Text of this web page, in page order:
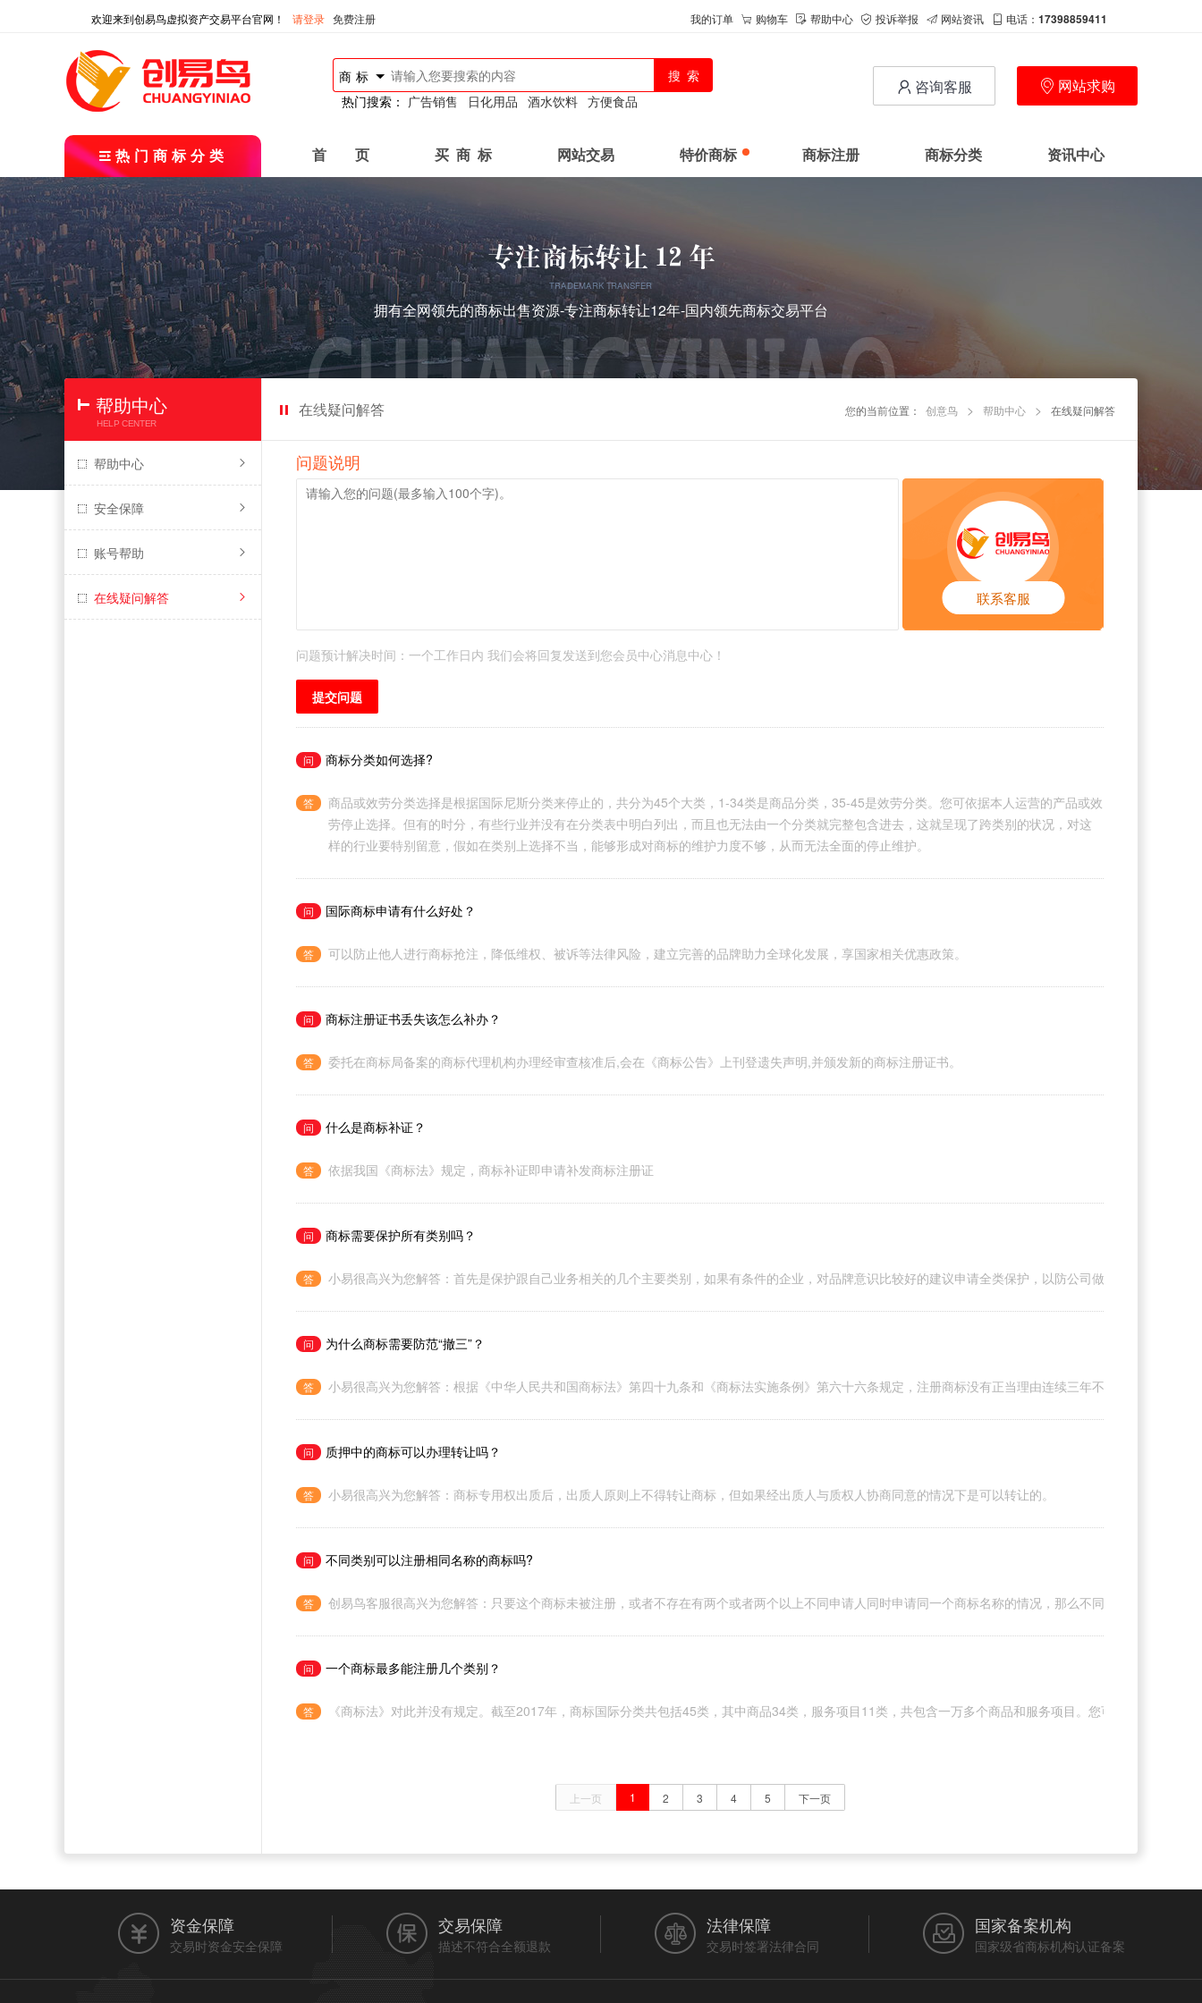
欢迎来到创易鸟虚拟资产交易平台官网！ 请登录 免费注册 我的订单 购物车 帮助中心 投诉举报 网站资讯 电话： 17398859411
商标
热门搜索： 广告销售 日化用品 酒水饮料 方便食品
咨询客服 网站求购
热门商标分类 首 页 买 商 标 网站交易 特价商标 商标注册 商标分类 资讯中心
TRADEMARK TRANSFER
拥有全网领先的商标出售资源-专注商标转让12年-国内领先商标交易平台
帮助中心
HELP CENTER
帮助中心
安全保障
账号帮助
在线疑问解答
在线疑问解答 您的当前位置： 创意鸟 > 帮助中心 > 在线疑问解答
问题说明
联系客服
问题预计解决时间：一个工作日内 我们会将回复发送到您会员中心消息中心！
提交问题
商标分类如何选择?
商品或效劳分类选择是根据国际尼斯分类来停止的，共分为45个大类，1-34类是商品分类，35-45是效劳分类。您可依据本人运营的产品或效
劳停止选择。但有的时分，有些行业并没有在分类表中明白列出，而且也无法由一个分类就完整包含进去，这就呈现了跨类别的状况，对这
样的行业要特别留意，假如在类别上选择不当，能够形成对商标的维护力度不够，从而无法全面的停止维护。
国际商标申请有什么好处？
可以防止他人进行商标抢注，降低维权、被诉等法律风险，建立完善的品牌助力全球化发展，享国家相关优惠政策。
商标注册证书丢失该怎么补办？
委托在商标局备案的商标代理机构办理经审查核准后,会在《商标公告》上刊登遗失声明,并颁发新的商标注册证书。
什么是商标补证？
依据我国《商标法》规定，商标补证即申请补发商标注册证
商标需要保护所有类别吗？
小易很高兴为您解答：首先是保护跟自己业务相关的几个主要类别，如果有条件的企业，对品牌意识比较好的建议申请全类保护，以防公司做大做强被人注册
为什么商标需要防范“撤三”？
小易很高兴为您解答：根据《中华人民共和国商标法》第四十九条和《商标法实施条例》第六十六条规定，注册商标没有正当理由连续三年不使用的，任何
质押中的商标可以办理转让吗？
小易很高兴为您解答：商标专用权出质后，出质人原则上不得转让商标，但如果经出质人与质权人协商同意的情况下是可以转让的。
不同类别可以注册相同名称的商标吗?
创易鸟客服很高兴为您解答：只要这个商标未被注册，或者不存在有两个或者两个以上不同申请人同时申请同一个商标名称的情况，那么不同类别是可以
一个商标最多能注册几个类别？
《商标法》对此并没有规定。截至2017年，商标国际分类共包括45类，其中商品34类，服务项目11类，共包含一万多个商品和服务项目。您可以根据自己
上一页 1 2 3 4 5 下一页
资金保障
交易时资金安全保障
交易保障
描述不符合全额退款
法律保障
交易时签署法律合同
国家备案机构
国家级省商标机构认证备案